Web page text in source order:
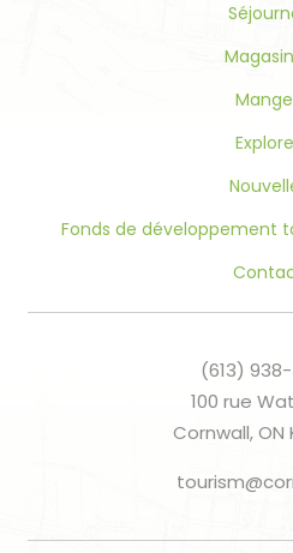
Fonds de développement
(613)
100 rue
Cornwall, ON